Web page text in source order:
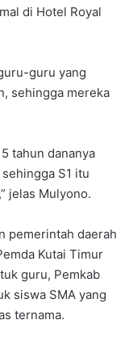
di Hotel Royal
guru yang
sehingga mereka
tahun dananya
S1 itu
jelas Mulyono.
pemerintah daerah
Kutai Timur
guru, Pemkab
siswa SMA yang
ternama.